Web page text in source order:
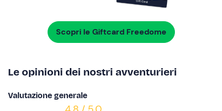
Scopri le Giftcard Freedome
Le opinioni dei nostri avventurieri
Valutazione generale